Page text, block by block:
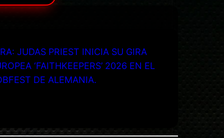
JUDAS PRIEST INICIA SU GIRA
‘FAITHKEEPERS’ 2026 EN EL
DE ALEMANIA.